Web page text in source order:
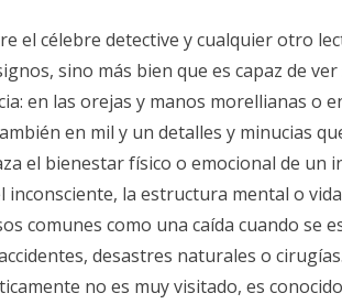
el célebre detective y cualquier otro
sino más bien que es capaz de
en las orejas y manos morellianas o
en mil y un detalles y minucias
el bienestar físico o emocional de un
la estructura mental o
comunes como una caída cuando se
desastres naturales o
no es muy visitado, es